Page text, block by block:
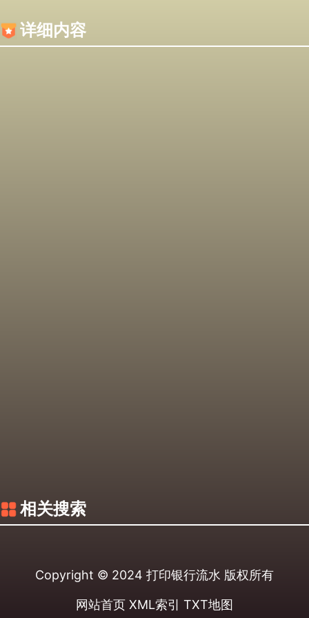
详细内容
相关搜索
Copyright © 2024 打印银行流水 版权所有
网站首页 XML索引 TXT地图